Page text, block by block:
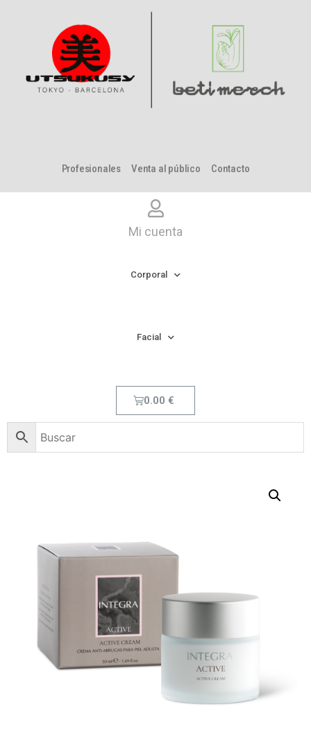
Profesionales Venta al público Contacto
Mi cuenta
Corporal
Facial
0.00€